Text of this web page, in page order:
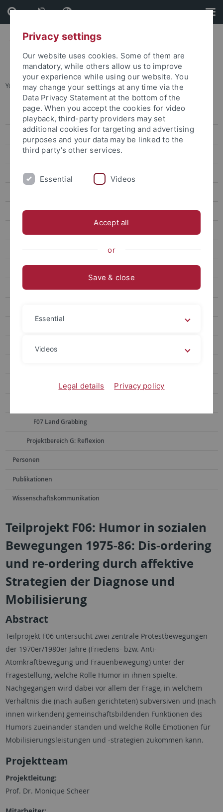
Skip
to
content
Skip
to
footer
You are here: Startseite ... F06 Humor
Aktuelles
Forschungsprofil
Projekte
Diagnose – Praxis (E)
Reflexion (G)
Assoziierte Forschungsprojekte
Projekte der 1. Förderphase
Projekte der 2. Förderphase
F02 Société féodale
F04 Darién Projekt
F07 Land Grabbing
Projektbereich G: Reflexion
Personen
Publikationen
Wissenschaftskommunikation
Teilprojekt F06: Humor in sozialen
Bewegungen 1975-86: Dis-ordering
und re-ordering durch affektive
Strategien der Diagnose und
Mobilisierung
Abstract
Teilprojekt F06 untersucht zwei zentrale Protestbewegungen
der 1970er/1980er Jahre (Friedens- bzw. Anti-
Atomkraftbewegung und Frauenbewegung) unter der
Fragestellung, welche Rolle Humor in ihnen spielte.
Nachgegangen wird dabei vor allem der Frage, in welchem
Verhältnis die (nach außen gerichteten) subversiven und (nach
innen wirkenden) gemeinschaftsbildenden Funktionen des
Humors zueinander standen und welche Rolle Emotionen für
Mobilisierungsleistungen und -strategien zukommen kann.
Projektteam
Projektleitung:
Prof. Dr. Monique Scheer
Privacy settings
Our website uses cookies. Some of them are
mandatory, while others allow us to improve
your experience while using our website. You
may change your settings at any time via the
Data Privacy Statement at the bottom of the
page. When you accept the cookies for video
playback, third-party providers may set
additional cookies for targeting and advertising
purposes and your data may be linked to the
third party’s other services.
Essential Videos
Accept all
or
Save & close
Essential
Videos
Legal details Privacy policy